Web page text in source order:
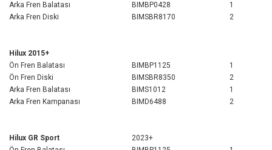
Arka Fren Balatası
BIMBP0428
1
Arka Fren Diski
BIMSBR8170 2
Hilux 2015+
Ön Fren Balatası
BIMBP1125
1
Ön Fren Diski
BIMSBR8350
2
Arka Fren Balatası
BIMS1012
1
Arka Fren Kampanası
BIMD6488 2
Hilux GR Sport
2023+